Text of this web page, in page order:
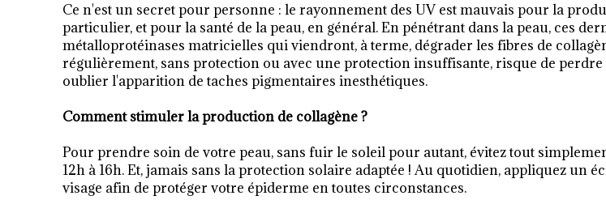
Ce n'est un secret pour personne : le rayonnement des UV est mauvais pour la
particulier, et pour la santé de la peau, en général. En pénétrant dans la peau, ces
métalloprotéinases matricielles qui viendront, à terme, dégrader les fibres de
régulièrement, sans protection ou avec une protection insuffisante, risque de perdre
oublier l'apparition de taches pigmentaires inesthétiques.
Comment stimuler la production de collagène ?
Pour prendre soin de votre peau, sans fuir le soleil pour autant, évitez tout
12h à 16h. Et, jamais sans la protection solaire adaptée ! Au quotidien, appliquez un
visage afin de protéger votre épiderme en toutes circonstances.